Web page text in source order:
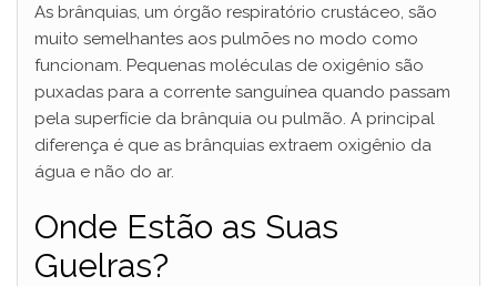
As brânquias, um órgão respiratório crustáceo, são
muito semelhantes aos pulmões no modo como
funcionam. Pequenas moléculas de oxigênio são
puxadas para a corrente sanguínea quando passam
pela superfície da brânquia ou pulmão. A principal
diferença é que as brânquias extraem oxigênio da
água e não do ar.
Onde Estão as Suas
Guelras?